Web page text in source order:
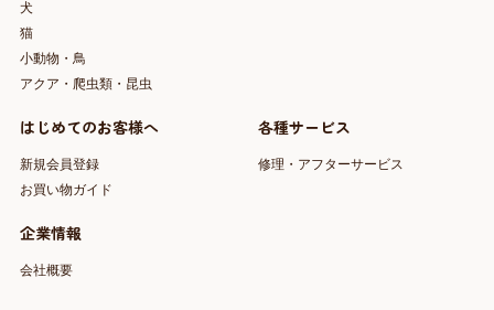
犬
猫
小動物・鳥
アクア・爬虫類・昆虫
はじめてのお客様へ
新規会員登録
お買い物ガイド
各種サービス
修理・アフターサービス
企業情報
会社概要